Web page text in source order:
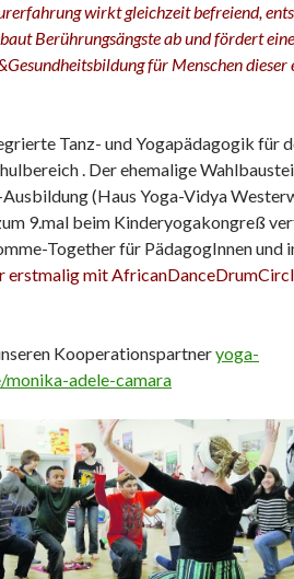
wirkt gleichzeit befreiend,
Berührungsängste ab und fördert
für Menschen dieser
Tanz- und Yogapädagogik für
. Der ehemalige
(Haus Yoga-Vidya
9.mal beim Kinderyogakongreß
Together für PädagogInnen und
erstmalig mit
Kooperationspartneryoga-
monika-adele-camara